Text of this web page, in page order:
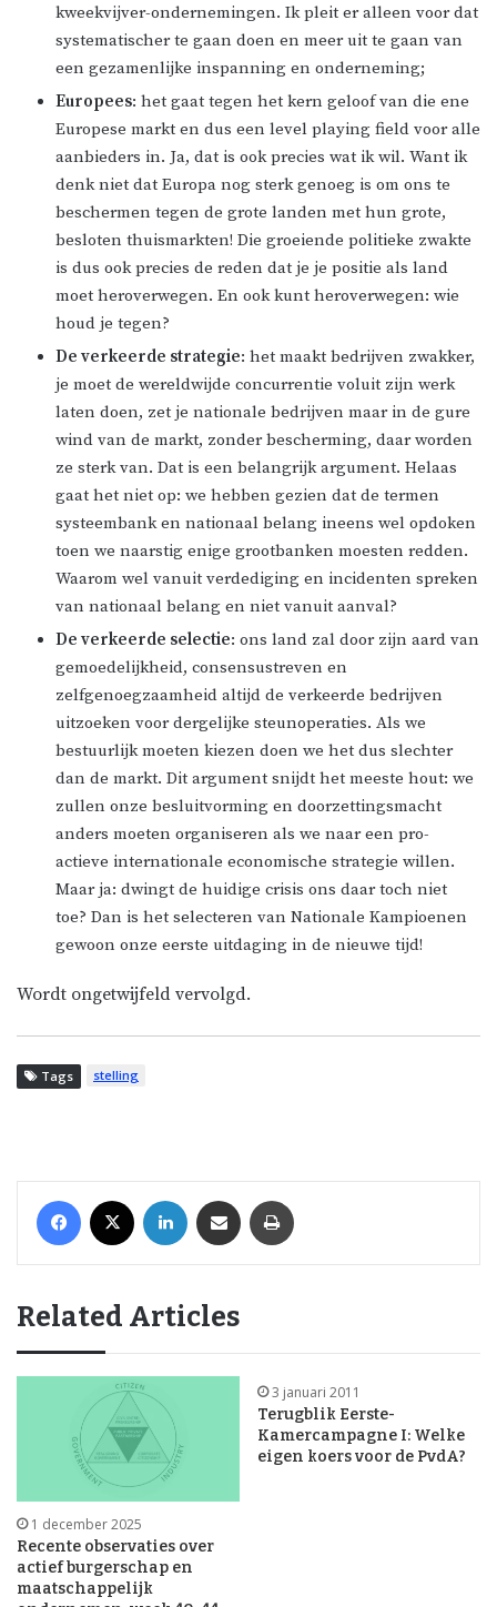
kweekvijver-ondernemingen. Ik pleit er alleen voor dat
systematischer te gaan doen en meer uit te gaan van
een gezamenlijke inspanning en onderneming;
Europees: het gaat tegen het kern geloof van die ene
Europese markt en dus een level playing field voor alle
aanbieders in. Ja, dat is ook precies wat ik wil. Want ik
denk niet dat Europa nog sterk genoeg is om ons te
beschermen tegen de grote landen met hun grote,
besloten thuismarkten! Die groeiende politieke zwakte
is dus ook precies de reden dat je je positie als land
moet heroverwegen. En ook kunt heroverwegen: wie
houd je tegen?
De verkeerde strategie: het maakt bedrijven zwakker,
je moet de wereldwijde concurrentie voluit zijn werk
laten doen, zet je nationale bedrijven maar in de gure
wind van de markt, zonder bescherming, daar worden
ze sterk van. Dat is een belangrijk argument. Helaas
gaat het niet op: we hebben gezien dat de termen
systeembank en nationaal belang ineens wel opdoken
toen we naarstig enige grootbanken moesten redden.
Waarom wel vanuit verdediging en incidenten spreken
van nationaal belang en niet vanuit aanval?
De verkeerde selectie: ons land zal door zijn aard van
gemoedelijkheid, consensustreven en
zelfgenoegzaamheid altijd de verkeerde bedrijven
uitzoeken voor dergelijke steunoperaties. Als we
bestuurlijk moeten kiezen doen we het dus slechter
dan de markt. Dit argument snijdt het meeste hout: we
zullen onze besluitvorming en doorzettingsmacht
anders moeten organiseren als we naar een pro-
actieve internationale economische strategie willen.
Maar ja: dwingt de huidige crisis ons daar toch niet
toe? Dan is het selecteren van Nationale Kampioenen
gewoon onze eerste uitdaging in de nieuwe tijd!
Wordt ongetwijfeld vervolgd.
Tags stelling
Related Articles
1 december 2025
Recente observaties over
actief burgerschap en
maatschappelijk
3 januari 2011
Terugblik Eerste-
Kamercampagne I: Welke
eigen koers voor de PvdA?